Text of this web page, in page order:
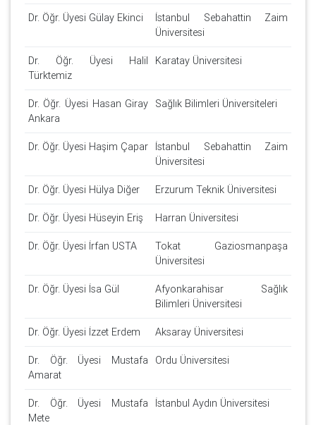
Dr. Öğr. Üyesi Gülay Ekinci
İstanbul Sebahattin Zaim
Üniversitesi
Dr. Öğr. Üyesi Halil
Türktemiz
Karatay Üniversitesi
Dr. Öğr. Üyesi Hasan Giray
Ankara
Sağlık Bilimleri Üniversiteleri
Dr. Öğr. Üyesi Haşim Çapar
İstanbul Sebahattin Zaim
Üniversitesi
Dr. Öğr. Üyesi Hülya Diğer Erzurum Teknik Üniversitesi
Dr. Öğr. Üyesi Hüseyin Eriş Harran Üniversitesi
Dr. Öğr. Üyesi İrfan USTA
Tokat Gaziosmanpaşa
Üniversitesi
Dr. Öğr. Üyesi İsa Gül
Afyonkarahisar Sağlık
Bilimleri Üniversitesi
Dr. Öğr. Üyesi İzzet Erdem Aksaray Üniversitesi
Dr. Öğr. Üyesi Mustafa
Amarat
Ordu Üniversitesi
Dr. Öğr. Üyesi Mustafa
Mete
İstanbul Aydın Üniversitesi